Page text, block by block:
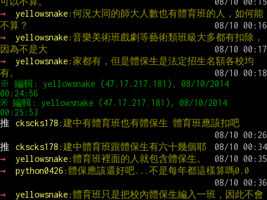
→
yellowsnake:何況大同的師大人數也有體育班的人，如何能
不算？
→
yellowsnake:音樂美術班戲劇等藝術類班級大多都有扣除，
因為不是大
→
yellowsnake:家都有，但是體保生是法定招生名額各校均
有。
※ 編輯: yellowsnake (47.17.217.181), 08/10/2014
※ 編輯: yellowsnake (47.17.217.181), 08/10/2014
推
ckscks178 :建中有體育班也有體保生 體育班應該扣吧
推 ckscks178 :建中體育班跟體保生有六十幾個耶
→
yellowsnake:體育班裡面的人就包含體保生。
→
python0426 :體保應該還好吧...不是每年都這樣算嗎0.0
→ yellowsnake:體育班只是把校內體保生編入一班，因此不會